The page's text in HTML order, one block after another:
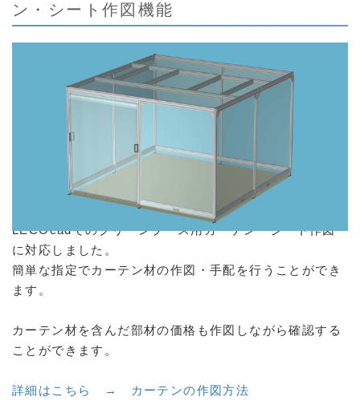
ン・シート作図機能
LECOcadでのクリーンブース用カーテン・シート作図
に対応しました。
簡単な指定でカーテン材の作図・手配を行うことができ
ます。
カーテン材を含んだ部材の価格も作図しながら確認する
ことができます。
詳細はこちら → カーテンの作図方法